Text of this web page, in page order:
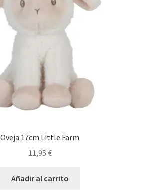
Oveja 17cm Little Farm
11,95 €
Añadir al carrito